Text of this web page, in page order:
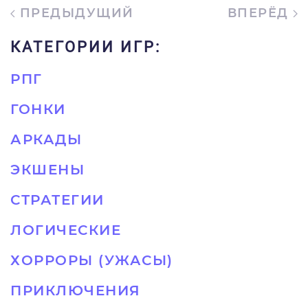
ПРЕДЫДУЩИЙ ВПЕРЁД
КАТЕГОРИИ ИГР:
РПГ
ГОНКИ
АРКАДЫ
ЭКШЕНЫ
СТРАТЕГИИ
ЛОГИЧЕСКИЕ
ХОРРОРЫ (УЖАСЫ)
ПРИКЛЮЧЕНИЯ